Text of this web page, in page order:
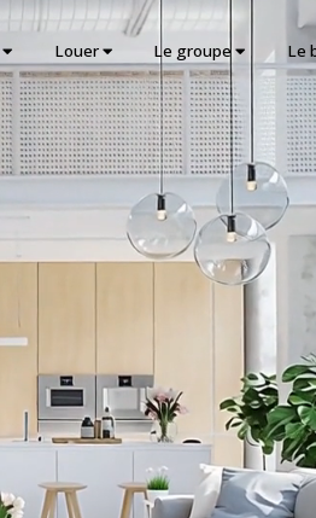
Louer Le groupe Le